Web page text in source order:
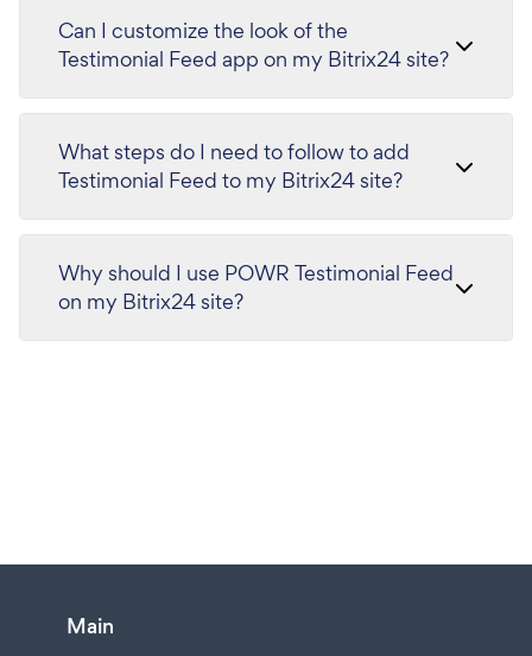
Can I customize the look of the
Testimonial Feed app on my Bitrix24 site?
What steps do I need to follow to add
Testimonial Feed to my Bitrix24 site?
Why should I use POWR Testimonial Feed
on my Bitrix24 site?
Main